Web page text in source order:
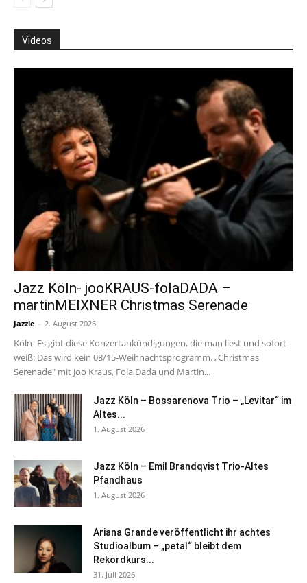
Videos
Jazz Köln- jooKRAUS-folaDADA –
martinMEIXNER Christmas Serenade
Jazzie - 2. August 2026
Köln- Es gibt diese Konzertankündigungen, die man liest und sofort
weiß: Das wird kein 08/15-Weihnachtsprogramm. „Christmas
Serenade" mit Joo Kraus, Fola Dada und Martin...
Jazz Köln – Bossarenova Trio – „Levitar“ im
Altes...
1. August 2026
Jazz Köln – Emil Brandqvist Trio-Altes
Pfandhaus
1. August 2026
Ariana Grande veröffentlicht ihr achtes
Studioalbum – „petal“ bleibt dem
Rekordkurs...
31. Juli 2026